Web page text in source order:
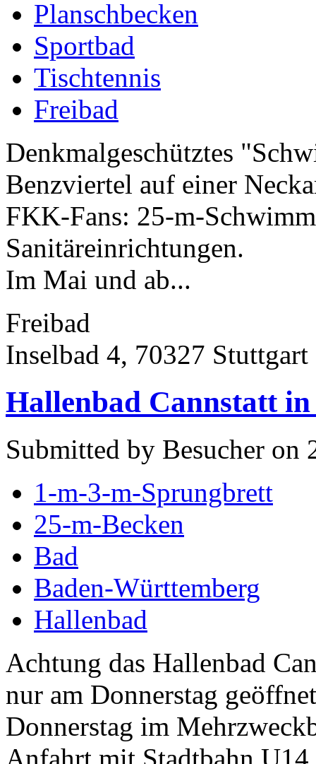
Planschbecken
Sportbad
Tischtennis
Freibad
Denkmalgeschütztes
Benzviertel auf einer
FKK-Fans: 25-m-
Sanitäreinrichtungen.
Im Mai und ab...
Freibad
Inselbad 4, 70327 Stuttgart
Hallenbad Cannstatt
Submitted by Besucher on
1-m-3-m-Sprungbrett
25-m-Becken
Bad
Baden-Württemberg
Hallenbad
Achtung das Hallenbad
nur am Donnerstag
Donnerstag im
Anfahrt mit Stadtbahn